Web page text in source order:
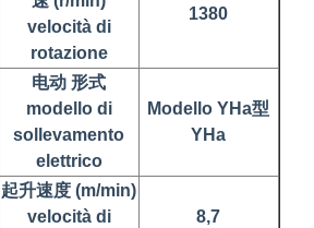
velocità di
rotazione
1380
电动 形式
modello di
sollevamento
elettrico
Modello YHa型
YHa
起升速度 (m/min)
velocità di
8,7